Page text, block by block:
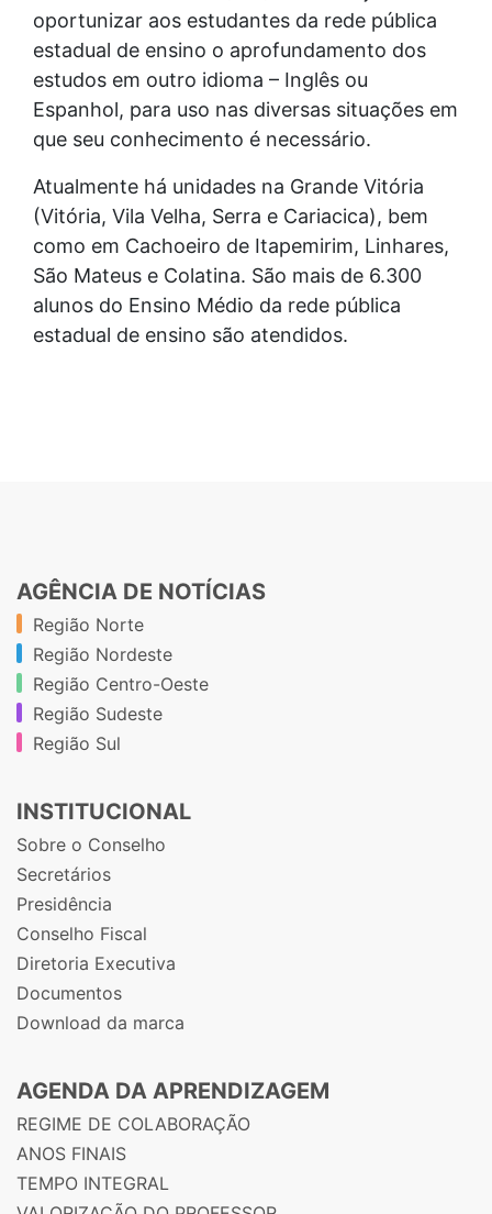
oportunizar aos estudantes da rede pública
estadual de ensino o aprofundamento dos
estudos em outro idioma – Inglês ou
Espanhol, para uso nas diversas situações em
que seu conhecimento é necessário.
Atualmente há unidades na Grande Vitória
(Vitória, Vila Velha, Serra e Cariacica), bem
como em Cachoeiro de Itapemirim, Linhares,
São Mateus e Colatina. São mais de 6.300
alunos do Ensino Médio da rede pública
estadual de ensino são atendidos.
AGÊNCIA DE NOTÍCIAS
Região Norte
Região Nordeste
Região Centro-Oeste
Região Sudeste
Região Sul
INSTITUCIONAL
Sobre o Conselho
Secretários
Presidência
Conselho Fiscal
Diretoria Executiva
Documentos
Download da marca
AGENDA DA APRENDIZAGEM
REGIME DE COLABORAÇÃO
ANOS FINAIS
TEMPO INTEGRAL